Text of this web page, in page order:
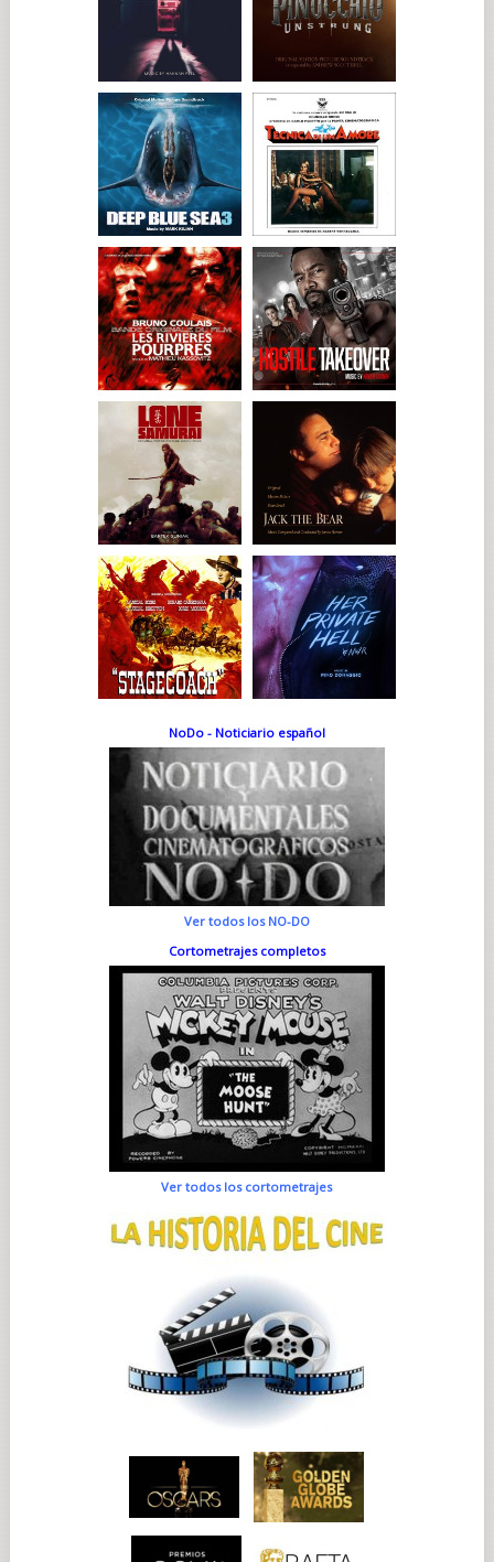
NoDo - Noticiario español
Ver todos los NO-DO
Cortometrajes completos
Ver todos los cortometrajes